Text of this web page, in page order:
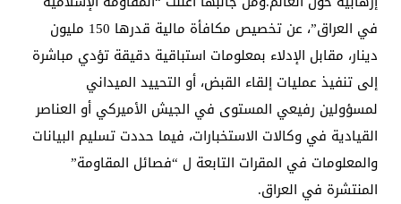
في العراق”، عن تخصيص مكافأة مالية قدرها 150 مليون
دينار، مقابل الإدلاء بمعلومات استباقية دقيقة تؤدي مباشرة
إلى تنفيذ عمليات إلقاء القبض، أو التحييد الميداني
لمسؤولين رفيعي المستوى في الجيش الأميركي أو العناصر
القيادية في وكالات الاستخبارات، فيما حددت تسليم البيانات
والمعلومات في المقرات التابعة ل “فصائل المقاومة”
المنتشرة في العراق.